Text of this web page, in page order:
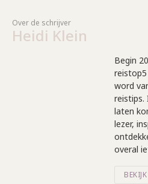
Over de schrijver
Heidi Klein
Begin
word
reistips.
laten
lezer,
overal